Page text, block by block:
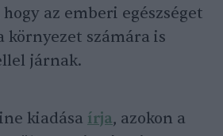
az emberi egészséget
környezet számára is
járnak.
kiadása írja, azokon a